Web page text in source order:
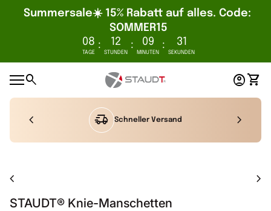
Summersale☀️ 15% Rabatt auf alles. Code:
SOMMER15
08
TAGE
: 12
STUNDEN
: 09
MINUTEN
: 30
SEKUNDEN
Mobile Navigation
search Startseite Konto
account_circleshopping_cart
delivery_truck_speed Schneller Versand
chevron_left chevron_right
chevron_left chevron_right
STAUDT® Knie-Manschetten